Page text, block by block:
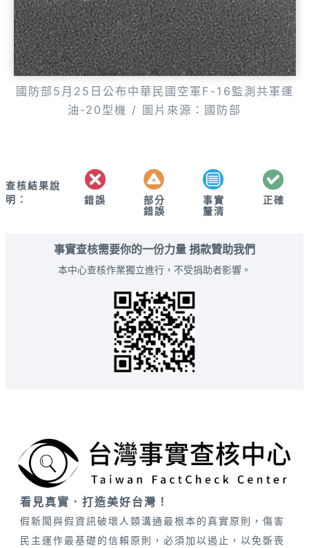
國防部5月25日公布中華民國空軍F-16監測共軍運
油-20型機 / 圖片來源：國防部
查核結果說
明：
錯誤
部分
錯誤
事實
釐清
正確
事實查核需要你的一份力量 捐款贊助我們
本中心查核作業獨立進行，不受捐助者影響。
看見真實．打造美好台灣！
假新聞與假資訊破壞人類溝通最根本的真實原則，傷害
民主運作最基礎的信賴原則，必須加以遏止，以免斲喪